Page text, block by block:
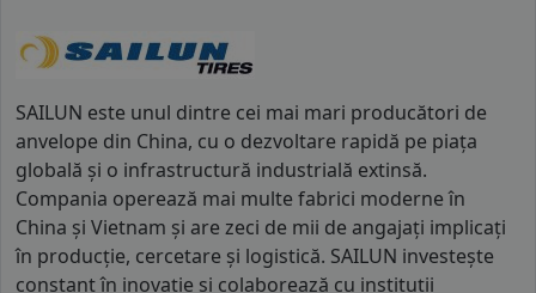
SAILUN este unul dintre cei mai mari producători de
anvelope din China, cu o dezvoltare rapidă pe piața
globală și o infrastructură industrială extinsă.
Compania operează mai multe fabrici moderne în
China și Vietnam și are zeci de mii de angajați implicați
în producție, cercetare și logistică. SAILUN investește
constant în inovație și colaborează cu instituții